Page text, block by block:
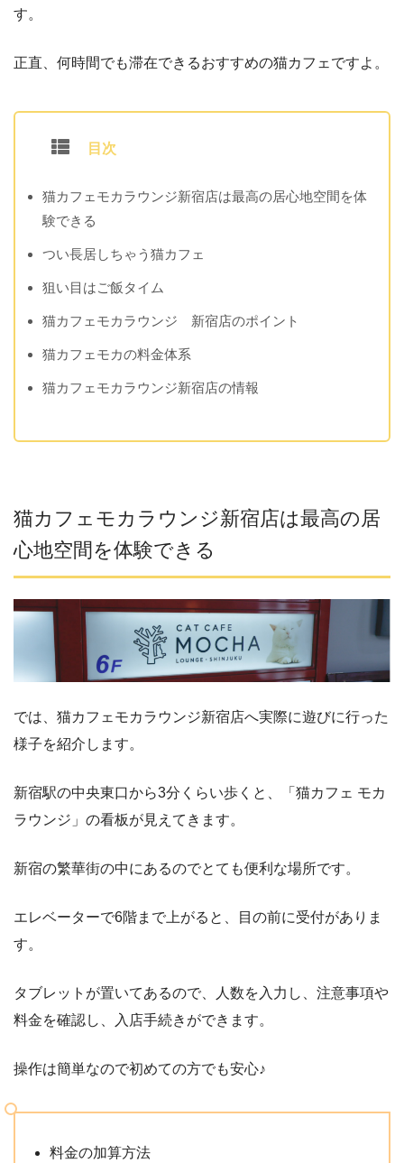
す。
正直、何時間でも滞在できるおすすめの猫カフェですよ。
目次
猫カフェモカラウンジ新宿店は最高の居心地空間を体
験できる
つい長居しちゃう猫カフェ
狙い目はご飯タイム
猫カフェモカラウンジ 新宿店のポイント
猫カフェモカの料金体系
猫カフェモカラウンジ新宿店の情報
猫カフェモカラウンジ新宿店は最高の居
心地空間を体験できる
では、猫カフェモカラウンジ新宿店へ実際に遊びに行った
様子を紹介します。
新宿駅の中央東口から3分くらい歩くと、「猫カフェ モカ
ラウンジ」の看板が見えてきます。
新宿の繁華街の中にあるのでとても便利な場所です。
エレベーターで6階まで上がると、目の前に受付がありま
す。
タブレットが置いてあるので、人数を入力し、注意事項や
料金を確認し、入店手続きができます。
操作は簡単なので初めての方でも安心♪
料金の加算方法